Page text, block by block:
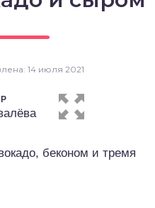
14 июля 2021
беконом и тремя